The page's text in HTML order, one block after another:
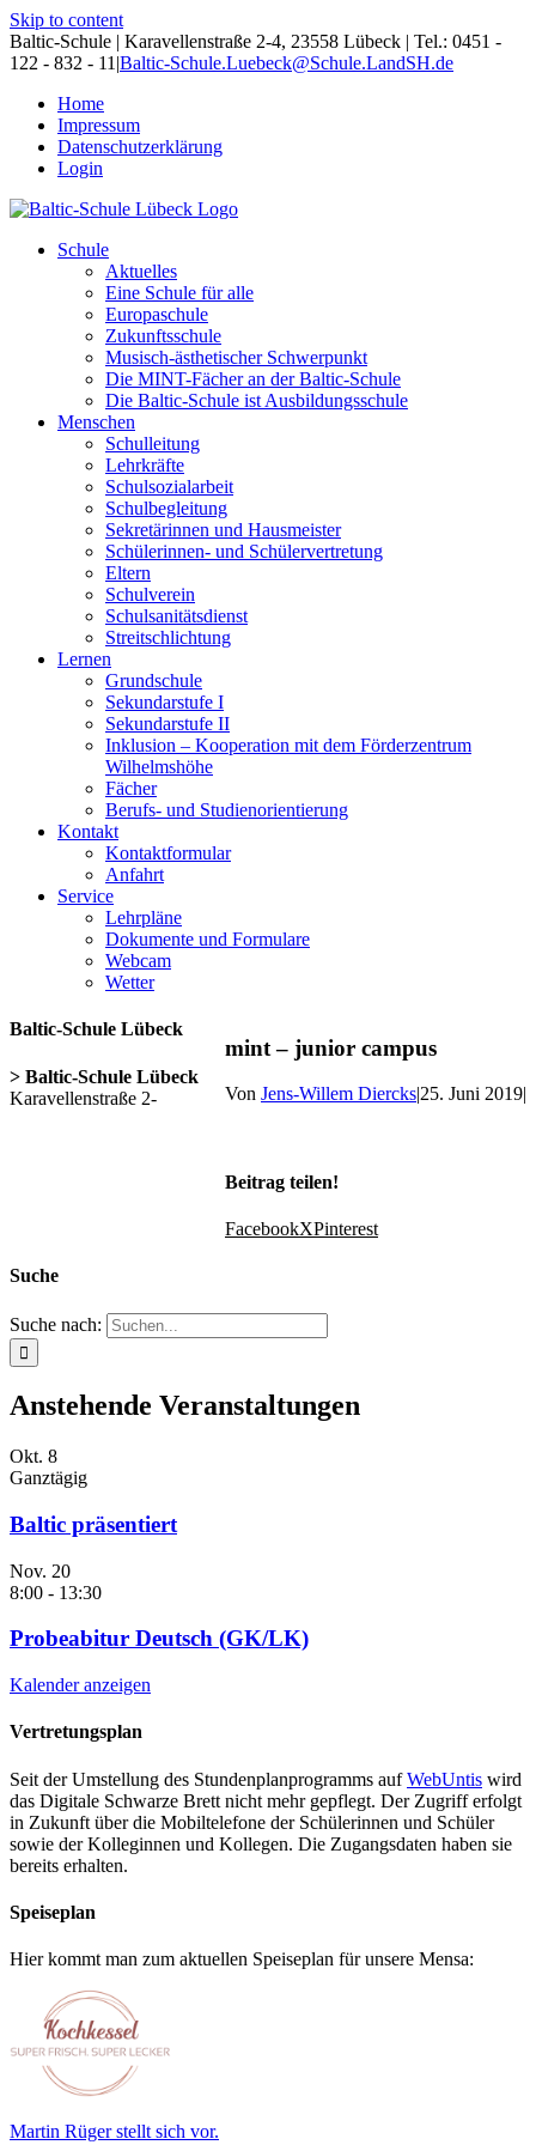
Skip to content
Baltic-Schule | Karavellenstraße 2-4, 23558 Lübeck | Tel.: 0451 -
122 - 832 - 11 |Baltic-Schule.Luebeck@Schule.LandSH.de
Home
Impressum
Datenschutzerklärung
Login
Schule
Aktuelles
Eine Schule für alle
Europaschule
Zukunftsschule
Musisch-ästhetischer Schwerpunkt
Die MINT-Fächer an der Baltic-Schule
Die Baltic-Schule ist Ausbildungsschule
Menschen
Schulleitung
Lehrkräfte
Schulsozialarbeit
Schulbegleitung
Sekretärinnen und Hausmeister
Schülerinnen- und Schülervertretung
Eltern
Schulverein
Schulsanitätsdienst
Streitschlichtung
Lernen
Grundschule
Sekundarstufe I
Sekundarstufe II
Inklusion – Kooperation mit dem Förderzentrum
Wilhelmshöhe
Fächer
Berufs- und Studienorientierung
Kontakt
Kontaktformular
Anfahrt
Service
Lehrpläne
Dokumente und Formulare
Webcam
Wetter
mint – junior campus
Von Jens-Willem Diercks|25. Juni 2019|
Beitrag teilen!
FacebookXPinterest
Suche
Suche nach:
Anstehende Veranstaltungen
Okt. 8
Ganztägig
Baltic präsentiert
Nov. 20
8:00 - 13:30
Probeabitur Deutsch (GK/LK)
Kalender anzeigen
Vertretungsplan
Seit der Umstellung des Stundenplanprogramms aufWebUntis wird
das Digitale Schwarze Brett nicht mehr gepflegt. Der Zugriff erfolgt
in Zukunft über die Mobiltelefone der Schülerinnen und Schüler
sowie der Kolleginnen und Kollegen. Die Zugangsdaten haben sie
bereits erhalten.
Speiseplan
Hier kommt man zum aktuellen Speiseplan für unsere Mensa:
Martin Rüger stellt sich vor.
Baltic-Schule Lübeck
> Baltic-Schule Lübeck
Karavellenstraße 2-